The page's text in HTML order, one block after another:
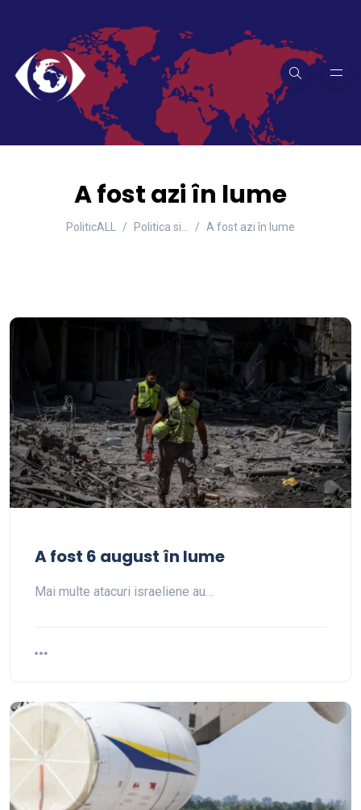
A fost azi în lume
PoliticALL Politica si… A fost azi în lume
A fost 6 august în lume
Mai multe atacuri israeliene au…